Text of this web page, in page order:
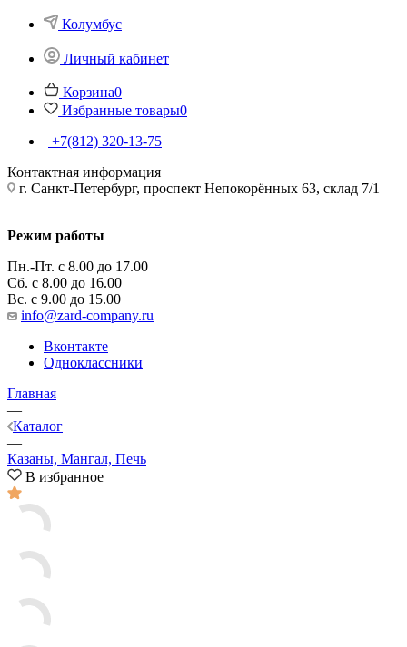
Колумбус
Личный кабинет
Корзина0
Избранные товары0
+7(812) 320-13-75
Контактная информация
г. Санкт-Петербург, проспект Непокорённых 63, склад 7/1
Режим работы
Пн.-Пт. с 8.00 до 17.00
Сб. с 8.00 до 16.00
Вс. с 9.00 до 15.00
info@zard-company.ru
Вконтакте
Одноклассники
Главная
—
Каталог
—
Казаны, Мангал, Печь
В избранное